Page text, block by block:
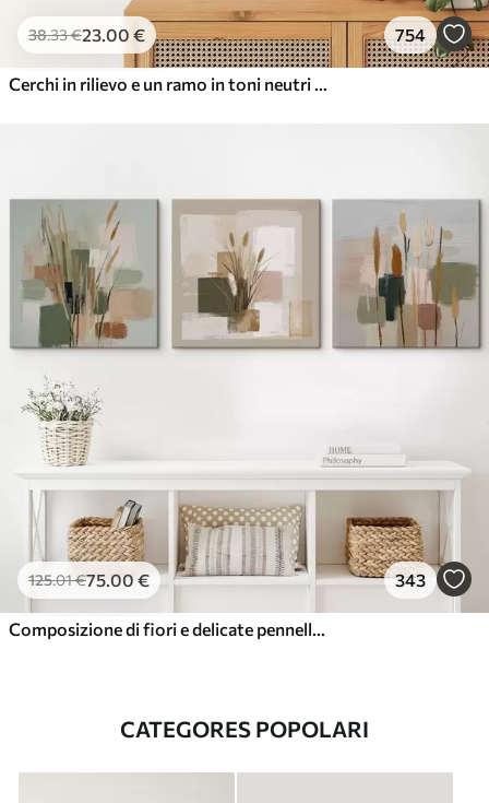
38.33€23.00 € 754
Cerchi in rilievo e un ramo in toni neutri caldi
125.01€75.00€ 343
Composizione di fiori e delicate pennellate
CATEGORES POPOLARI